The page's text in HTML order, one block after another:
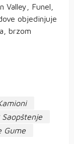
Valley, Funel,
objedinjuje
brzom
Saopštenje
Gume